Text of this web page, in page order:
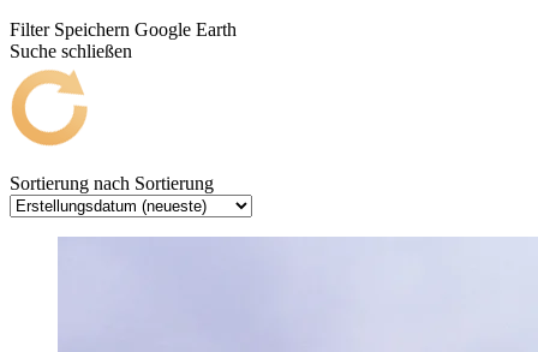
Filter Speichern Google Earth
Suche schließen
Sortierung nach Sortierung